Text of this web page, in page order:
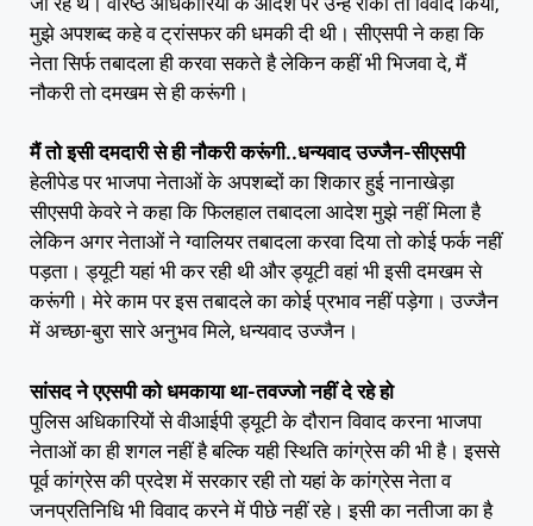
मुझे अपशब्द कहे व ट्रांसफर की धमकी दी थी। सीएसपी ने कहा कि
नेता सिर्फ तबादला ही करवा सकते है लेकिन कहीं भी भिजवा दे, मैं
नौकरी तो दमखम से ही करूंगी।
मैं तो इसी दमदारी से ही नौकरी करूंगी..धन्यवाद उज्जैन-सीएसपी
हेलीपेड पर भाजपा नेताओं के अपशब्दों का शिकार हुई नानाखेड़ा
सीएसपी केवरे ने कहा कि फिलहाल तबादला आदेश मुझे नहीं मिला है
लेकिन अगर नेताओं ने ग्वालियर तबादला करवा दिया तो कोई फर्क नहीं
पड़ता। ड्यूटी यहां भी कर रही थी और ड्यूटी वहां भी इसी दमखम से
करूंगी। मेरे काम पर इस तबादले का कोई प्रभाव नहीं पड़ेगा। उज्जैन
में अच्छा-बुरा सारे अनुभव मिले, धन्यवाद उज्जैन।
सांसद ने एएसपी को धमकाया था-तवज्जो नहीं दे रहे हो
पुलिस अधिकारियों से वीआईपी ड्यूटी के दौरान विवाद करना भाजपा
नेताओं का ही शगल नहीं है बल्कि यही स्थिति कांग्रेस की भी है। इससे
पूर्व कांग्रेस की प्रदेश में सरकार रही तो यहां के कांग्रेस नेता व
जनप्रतिनिधि भी विवाद करने में पीछे नहीं रहे। इसी का नतीजा का है